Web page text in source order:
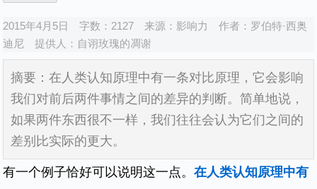
2015年4月5日 字数：2127 来源：影响力 作者： 罗伯特·西奥
迪尼
提供人： 自诩玫瑰的凋谢
摘要：在人类认知原理中有一条对比原理，它会影响
我们对前后两件事情之间的差异的判断。简单地说，
如果两件东西很不一样，我们往往会认为它们之间的
差别比实际的更大。
有一个例子恰好可以说明这一点。在人类认知原理中有